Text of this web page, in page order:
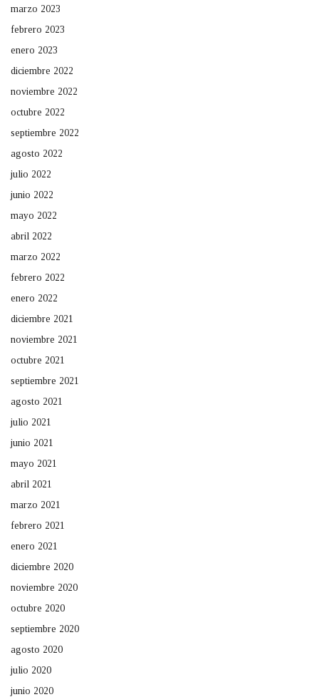
marzo 2023
febrero 2023
enero 2023
diciembre 2022
noviembre 2022
octubre 2022
septiembre 2022
agosto 2022
julio 2022
junio 2022
mayo 2022
abril 2022
marzo 2022
febrero 2022
enero 2022
diciembre 2021
noviembre 2021
octubre 2021
septiembre 2021
agosto 2021
julio 2021
junio 2021
mayo 2021
abril 2021
marzo 2021
febrero 2021
enero 2021
diciembre 2020
noviembre 2020
octubre 2020
septiembre 2020
agosto 2020
julio 2020
junio 2020